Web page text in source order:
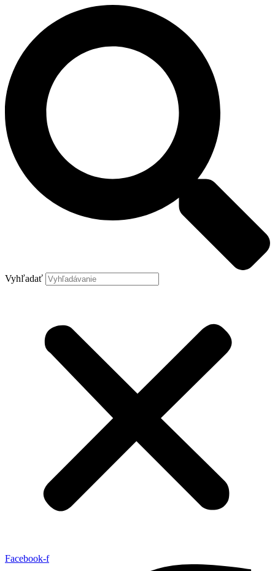
Vyhľadať
Facebook-f